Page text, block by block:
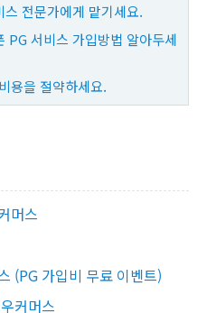
전문가에게 맡기세요.
PG 서비스 가입방법 알아두세
용을 절약하세요.
머스
(PG 가입비 무료 이벤트)
커머스